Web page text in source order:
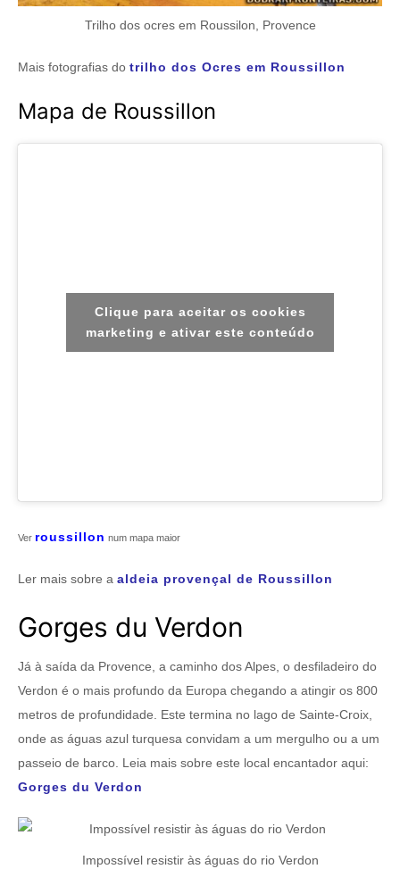
Trilho dos ocres em Roussilon, Provence
Mais fotografias do trilho dos Ocres em Roussillon
Mapa de Roussillon
Clique para aceitar os cookies
marketing e ativar este conteúdo
Ver roussillon num mapa maior
Ler mais sobre a aldeia provençal de Roussillon
Gorges du Verdon
Já à saída da Provence, a caminho dos Alpes, o desfiladeiro do
Verdon é o mais profundo da Europa chegando a atingir os 800
metros de profundidade. Este termina no lago de Sainte-Croix,
onde as águas azul turquesa convidam a um mergulho ou a um
passeio de barco. Leia mais sobre este local encantador aqui:
Gorges du Verdon
Impossível resistir às águas do rio Verdon